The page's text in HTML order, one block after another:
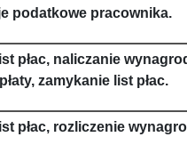
podatkowe pracownika.
płac, naliczanie
zamykanie list płac.
płac, rozliczenie